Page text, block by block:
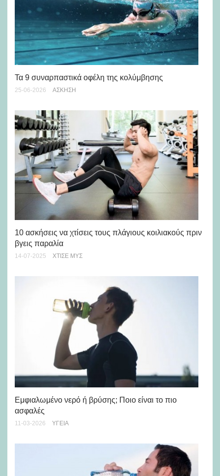
Τα 9 συναρπαστικά οφέλη της κολύμβησης
25-06-2026 ΆΣΚΗΣΗ
10 ασκήσεις να χτίσεις τους πλάγιους κοιλιακούς πριν
βγεις παραλία
14-07-2025 ΧΤΊΣΕ ΜΥΣ
Εμφιαλωμένο νερό ή βρύσης; Ποιο είναι το πιο
ασφαλές
11-03-2026 ΥΓΕΊΑ